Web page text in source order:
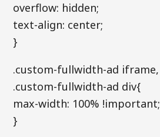
overflow: hidden;
text-align: center;
}
.custom-fullwidth-ad iframe,
.custom-fullwidth-ad div{
max-width: 100% !important;
}